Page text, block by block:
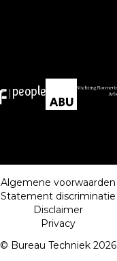
Algemene voorwaarden
Statement discriminatie
Disclaimer
Privacy
© Bureau Techniek 2026